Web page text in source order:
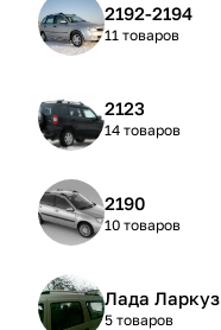
2192-2194
11 товаров
2123
14 товаров
2190
10 товаров
Лада Ларкуз
5 товаров